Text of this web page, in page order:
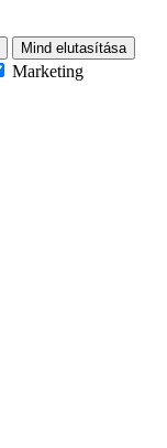
Mind elutasítása
Marketing